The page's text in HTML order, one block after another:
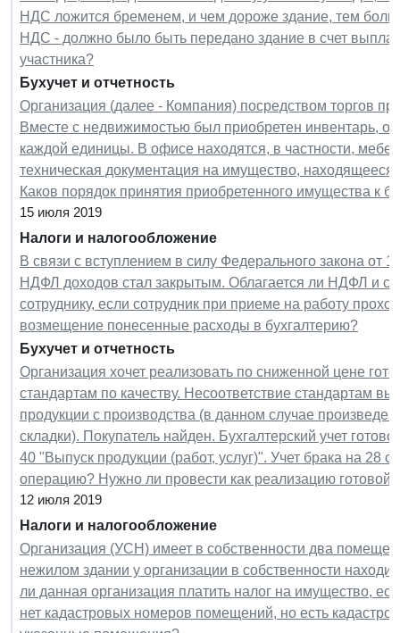
НДС ложится бременем, и чем дороже здание, тем
НДС - должно было быть передано здание в счет
участника?
Бухучет и отчетность
Организация (далее - Компания) посредством торгов
Вместе с недвижимостью был приобретен инвентарь,
каждой единицы. В офисе находятся, в частности,
техническая документация на имущество, находящееся
Каков порядок принятия приобретенного имущества к
15 июля 2019
Налоги и налогообложение
В связи с вступлением в силу Федерального закона
НДФЛ доходов стал закрытым. Облагается ли НДФЛ и
сотруднику, если сотрудник при приеме на работу
возмещение понесенные расходы в бухгалтерию?
Бухучет и отчетность
Организация хочет реализовать по сниженной цене
стандартам по качеству. Несоответствие стандартам
продукции с производства (в данном случае
складки). Покупатель найден. Бухгалтерский учет
40 "Выпуск продукции (работ, услуг)". Учет брака на 28
операцию? Нужно ли провести как реализацию готовой
12 июля 2019
Налоги и налогообложение
Организация (УСН) имеет в собственности два
нежилом здании у организации в собственности
ли данная организация платить налог на имущество,
нет кадастровых номеров помещений, но есть